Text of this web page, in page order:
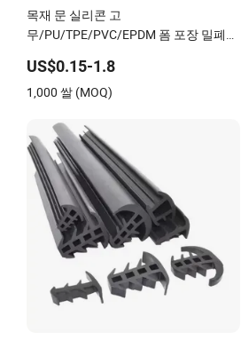
목재 문 실리콘 고
무/PU/TPE/PVC/EPDM 폼 포장 밀폐
US$0.15-1.8
1,000 쌀 (MOQ)